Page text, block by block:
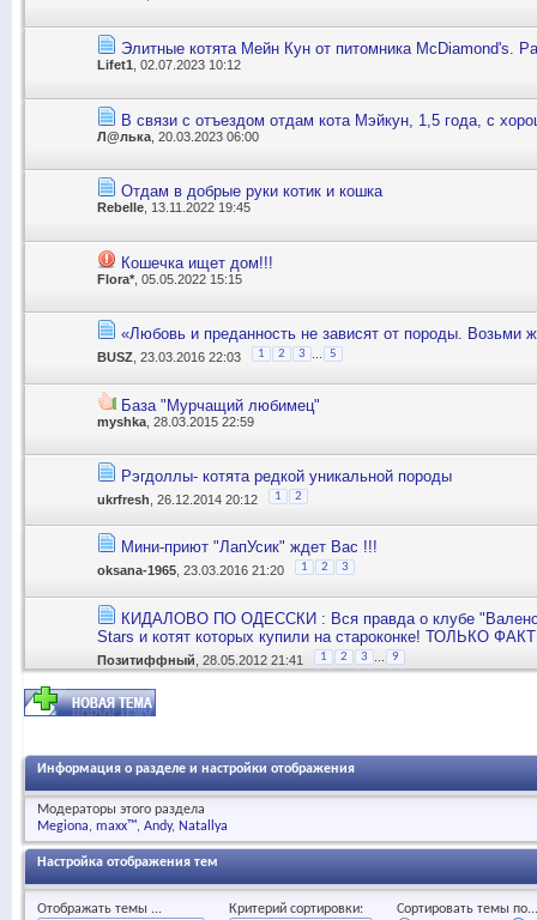
Элитные котята Мейн Кун от питомника McDiamond's.
Lifet1 , 02.07.2023 10:12
В связи с отъездом отдам кота Мэйкун, 1,5 года, с
Л@лька , 20.03.2023 06:00
Отдам в добрые руки котик и кошка
Rebelle , 13.11.2022 19:45
Кошечка ищет дом!!!
Flora* , 05.05.2022 15:15
«Любовь и преданность не зависят от породы. Возьми
BUSZ , 23.03.2016 22:03 1 2 3 5
База "Мурчащий любимец"
myshka , 28.03.2015 22:59
Рэгдоллы- котята редкой уникальной породы
ukrfresh , 26.12.2014 20:12 1 2
Мини-приют "ЛапУсик" ждет Вас !!!
oksana-1965 , 23.03.2016 21:20 1 2 3
КИДАЛОВО ПО ОДЕССКИ : Вся правда о клубе
Stars и котят которых купили на староконке! ТОЛЬКО
Позитиффный , 28.05.2012 21:41 1 2 3 9
Информация о разделе и настройки отображения
Модераторы этого раздела
Megiona maxx™ Andy Natallya
Настройка отображения тем
Отображать темы ... Критерий сортировки:
Сортировать темы по...